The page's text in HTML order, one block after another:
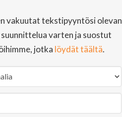
vakuutat tekstipyyntösi olevan
varten ja suostut
jotka löydät täältä.